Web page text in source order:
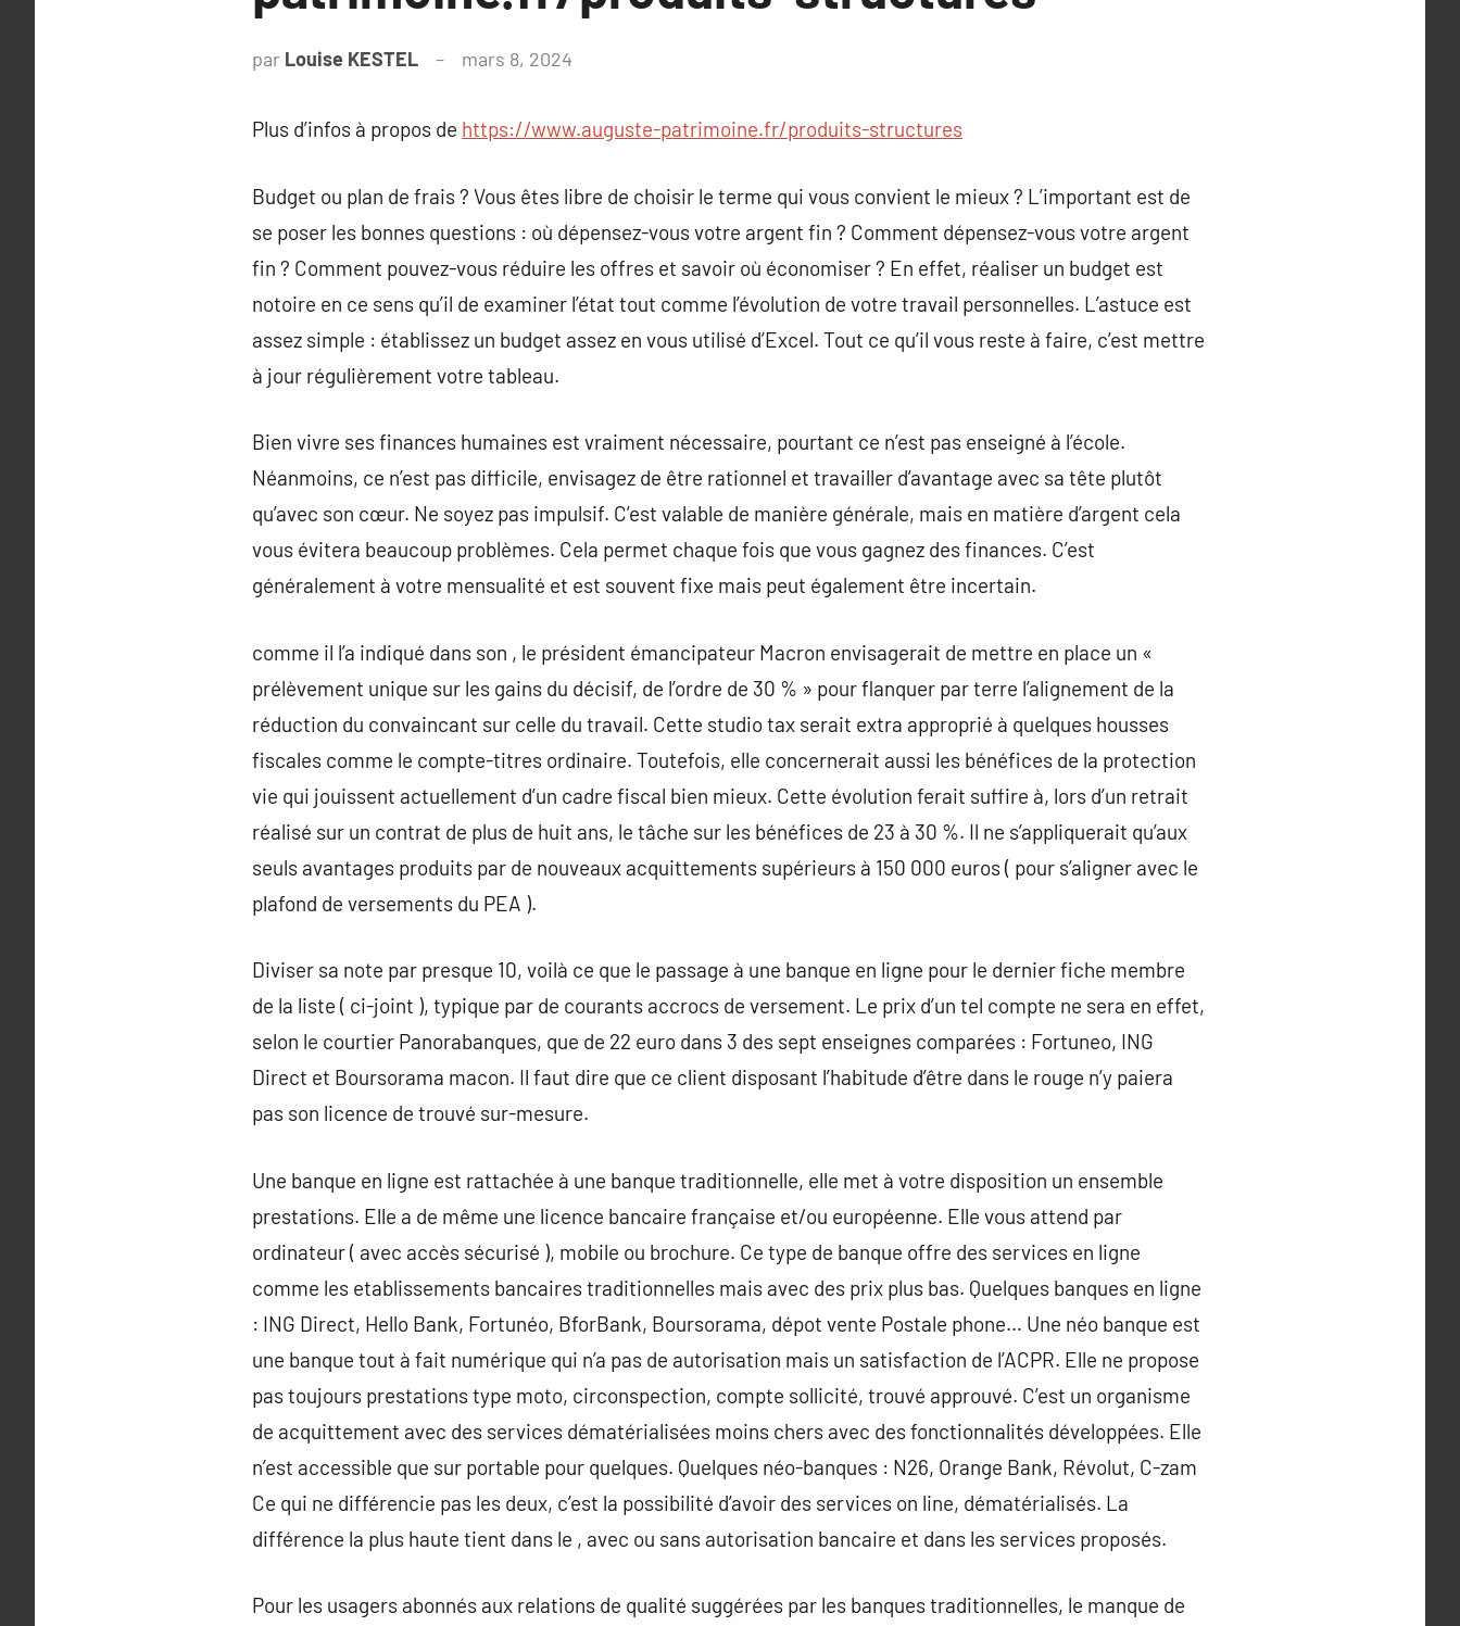
par Louise KESTEL mars 8, 2024
Plus d’infos à propos de https://www.auguste-patrimoine.fr/produits-structures
Budget ou plan de frais ? Vous êtes libre de choisir le terme qui vous convient le mieux ? L’important est de
se poser les bonnes questions : où dépensez-vous votre argent fin ? Comment dépensez-vous votre argent
fin ? Comment pouvez-vous réduire les offres et savoir où économiser ? En effet, réaliser un budget est
notoire en ce sens qu’il de examiner l’état tout comme l’évolution de votre travail personnelles. L’astuce est
assez simple : établissez un budget assez en vous utilisé d’Excel. Tout ce qu’il vous reste à faire, c’est mettre
à jour régulièrement votre tableau.
Bien vivre ses finances humaines est vraiment nécessaire, pourtant ce n’est pas enseigné à l’école.
Néanmoins, ce n’est pas difficile, envisagez de être rationnel et travailler d’avantage avec sa tête plutôt
qu’avec son cœur. Ne soyez pas impulsif. C’est valable de manière générale, mais en matière d’argent cela
vous évitera beaucoup problèmes. Cela permet chaque fois que vous gagnez des finances. C’est
généralement à votre mensualité et est souvent fixe mais peut également être incertain.
comme il l’a indiqué dans son , le président émancipateur Macron envisagerait de mettre en place un «
prélèvement unique sur les gains du décisif, de l’ordre de 30 % » pour flanquer par terre l’alignement de la
réduction du convaincant sur celle du travail. Cette studio tax serait extra approprié à quelques housses
fiscales comme le compte-titres ordinaire. Toutefois, elle concernerait aussi les bénéfices de la protection
vie qui jouissent actuellement d’un cadre fiscal bien mieux. Cette évolution ferait suffire à, lors d’un retrait
réalisé sur un contrat de plus de huit ans, le tâche sur les bénéfices de 23 à 30 %. Il ne s’appliquerait qu’aux
seuls avantages produits par de nouveaux acquittements supérieurs à 150 000 euros ( pour s’aligner avec le
plafond de versements du PEA ).
Diviser sa note par presque 10, voilà ce que le passage à une banque en ligne pour le dernier fiche membre
de la liste ( ci-joint ), typique par de courants accrocs de versement. Le prix d’un tel compte ne sera en effet,
selon le courtier Panorabanques, que de 22 euro dans 3 des sept enseignes comparées : Fortuneo, ING
Direct et Boursorama macon. Il faut dire que ce client disposant l’habitude d’être dans le rouge n’y paiera
pas son licence de trouvé sur-mesure.
Une banque en ligne est rattachée à une banque traditionnelle, elle met à votre disposition un ensemble
prestations. Elle a de même une licence bancaire française et/ou européenne. Elle vous attend par
ordinateur ( avec accès sécurisé ), mobile ou brochure. Ce type de banque offre des services en ligne
comme les etablissements bancaires traditionnelles mais avec des prix plus bas. Quelques banques en ligne
: ING Direct, Hello Bank, Fortunéo, BforBank, Boursorama, dépot vente Postale phone… Une néo banque est
une banque tout à fait numérique qui n’a pas de autorisation mais un satisfaction de l’ACPR. Elle ne propose
pas toujours prestations type moto, circonspection, compte sollicité, trouvé approuvé. C’est un organisme
de acquittement avec des services dématérialisées moins chers avec des fonctionnalités développées. Elle
n’est accessible que sur portable pour quelques. Quelques néo-banques : N26, Orange Bank, Révolut, C-zam
Ce qui ne différencie pas les deux, c’est la possibilité d’avoir des services on line, dématérialisés. La
différence la plus haute tient dans le , avec ou sans autorisation bancaire et dans les services proposés.
Pour les usagers abonnés aux relations de qualité suggérées par les banques traditionnelles, le manque de